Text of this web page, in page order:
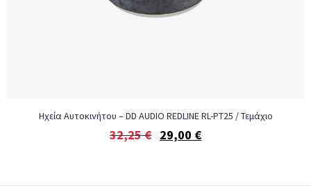
Ηχεία Αυτοκινήτου – DD AUDIO REDLINE RL-PT25 / Τεμάχιο
32,25€ 29,00 €